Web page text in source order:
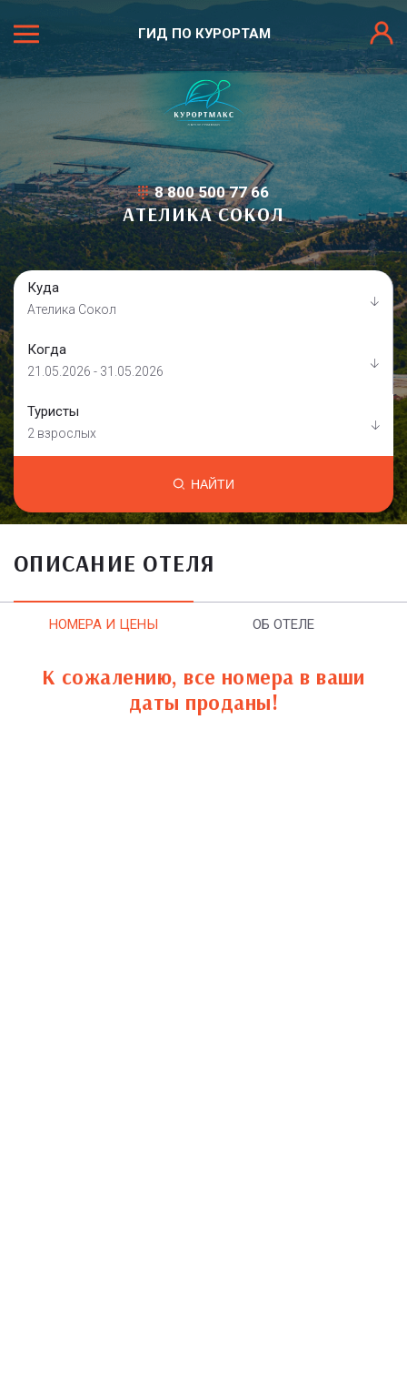
ГИД ПО КУРОРТАМ
8 800 500 77 66
АТЕЛИКА СОКОЛ
Куда
Ателика Сокол
Когда
21.05.2026 - 31.05.2026
Туристы
2 взрослых
НАЙТИ
ОПИСАНИЕ ОТЕЛЯ
НОМЕРА И ЦЕНЫ ОБ ОТЕЛЕ
К сожалению, все номера в ваши
даты проданы!